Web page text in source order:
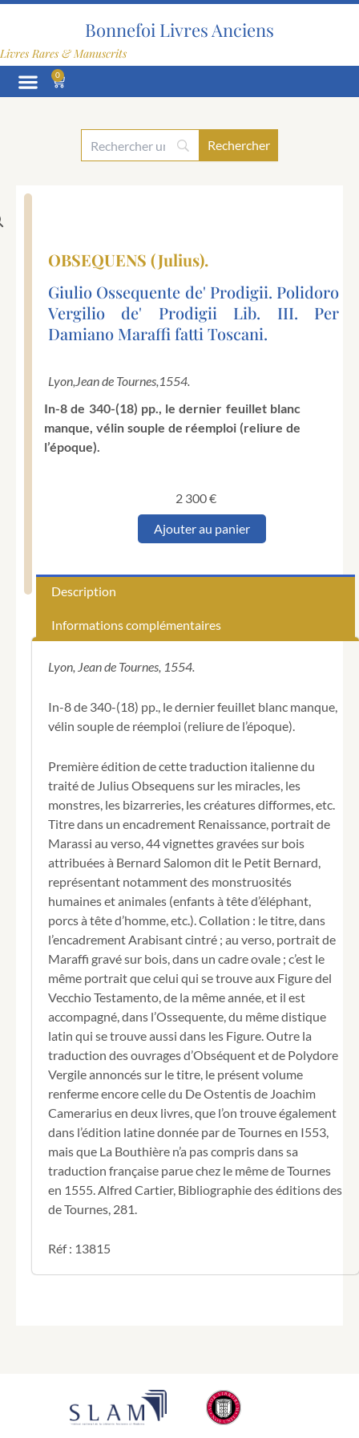
Aller
Bonnefoi Livres Anciens
Livres Rares & Manuscrits
0
Panier
OBSEQUENS (Julius).
Giulio Ossequente de' Prodigii. Polidoro
Vergilio de' Prodigii Lib. III. Per
Damiano Maraffi fatti Toscani.
Lyon,Jean de Tournes,1554.
In-8 de 340-(18) pp., le dernier feuillet blanc
manque, vélin souple de réemploi (reliure de
l’époque).
2 300€
quantité
Prodigii.
Vergilio
Prodigii
Lib.
III.
Damiano
Maraffi
fatti
Toscani.
Ajouter au panier
Description
Informations complémentaires
Lyon, Jean de Tournes, 1554.
In-8 de 340-(18) pp., le dernier feuillet blanc manque,
vélin souple de réemploi (reliure de l’époque).
Première édition de cette traduction italienne du
traité de Julius Obsequens sur les miracles, les
monstres, les bizarreries, les créatures difformes, etc.
Titre dans un encadrement Renaissance, portrait de
Marassi au verso, 44 vignettes gravées sur bois
attribuées à Bernard Salomon dit le Petit Bernard,
représentant notamment des monstruosités
humaines et animales (enfants à tête d’éléphant,
porcs à tête d’homme, etc.). Collation : le titre, dans
l’encadrement Arabisant cintré ; au verso, portrait de
Maraffi gravé sur bois, dans un cadre ovale ; c’est le
même portrait que celui qui se trouve aux Figure del
Vecchio Testamento, de la même année, et il est
accompagné, dans l’Ossequente, du même distique
latin qui se trouve aussi dans les Figure. Outre la
traduction des ouvrages d’Obséquent et de Polydore
Vergile annoncés sur le titre, le présent volume
renferme encore celle du De Ostentis de Joachim
Camerarius en deux livres, que l’on trouve également
dans l’édition latine donnée par de Tournes en I553,
mais que La Bouthière n’a pas compris dans sa
traduction française parue chez le même de Tournes
en 1555. Alfred Cartier, Bibliographie des éditions des
de Tournes, 281.
Réf : 13815